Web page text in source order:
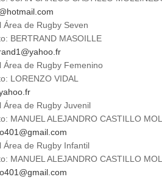
Área de Rugby Seven
BERTRAND MASOILLE
Área de Rugby Femenino
LORENZO VIDAL
Área de Rugby Juvenil
MANUEL ALEJANDRO CASTILLO
Área de Rugby Infantil
MANUEL ALEJANDRO CASTILLO